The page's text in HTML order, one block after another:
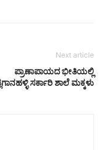
Next article
ಪ್ರಾಣಾಪಾಯದ ಭೀತಿಯಲ್ಲಿ
ಸರ್ಕಾರಿ ಶಾಲೆ ಮಕ್ಕಳು